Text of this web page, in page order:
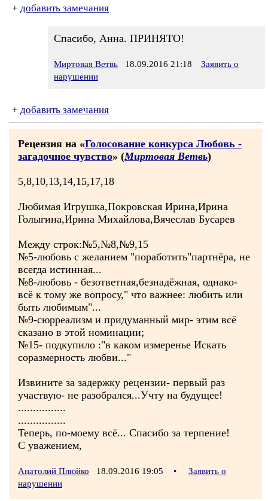
+ добавить замечания
Спасибо, Анна. ПРИНЯТО!
Миртовая Ветвь 18.09.2016 21:18
Заявить о
нарушении
+ добавить замечания
Рецензия на «Голосование конкурса Любовь -
загадочное чувство» (Миртовая Ветвь)
5,8,10,13,14,15,17,18
Любимая Игрушка,Покровская Ирина,Ирина
Голыгина,Ирина Михайлова,Вячеслав Бусарев
Между строк:№5,№8,№9,15
№5-любовь с желанием "поработить"партнёра, не
всегда истинная...
№8-любовь - безответная,безнадёжная, однако-
всё к тому же вопросу," что важнее: любить или
быть любимым"...
№9-сюрреализм и придуманный мир- этим всё
сказано в этой номинации;
№15- подкупило :"в каком измеренье Искать
соразмерность любви..."
Извините за задержку рецензии- первый раз
участвую- не разобрался...Учту на будущее!
................
................
Теперь, по-моему всё... Спасибо за терпение!
С уважением,
Анатолий Плюйко 18.09.2016 19:05 •
Заявить о
нарушении